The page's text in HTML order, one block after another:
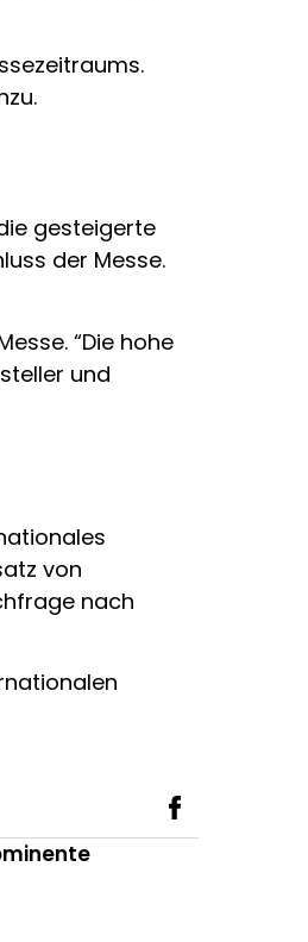
gesteigerte
der Messe.
“Die hohe
und
von
nach